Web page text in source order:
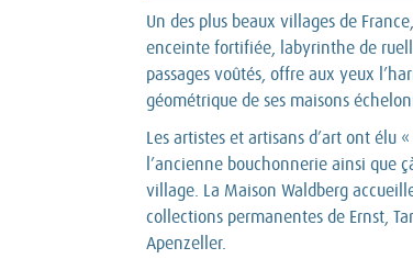
Un des plus beaux villages de
enceinte fortifiée, labyrinthe de
passages voûtés, offre aux yeux
géométrique de ses maisons
Les artistes et artisans d’art ont élu
l’ancienne bouchonnerie ainsi que
village. La Maison Waldberg
collections permanentes de Ernst,
Apenzeller.